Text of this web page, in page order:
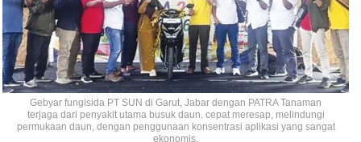
Gebyar fungisida PT SUN di Garut, Jabar dengan PATRA Tanaman
terjaga dari penyakit utama busuk daun. cepat meresap, melindungi
permukaan daun, dengan penggunaan konsentrasi aplikasi yang sangat
ekonomis.